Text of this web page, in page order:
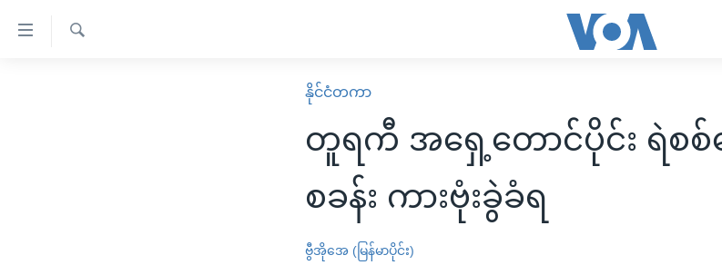
နိုင်ငံတကာ
တူရကီ အရှေ့တောင်ပိုင်း ရဲစစ်က
စခန်း ကားဗုံးခွဲခံရ
ဗွီအိုအေ (မြန်မာပိုင်း)